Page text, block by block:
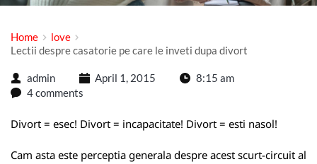
Home
love
Lectii despre casatorie pe care le inveti dupa divort
admin April 1, 2015
8:15 am
4 comments
Divort = esec! Divort = incapacitate! Divort = esti nasol!
Cam asta este perceptia generala despre acest scurt-circuit al